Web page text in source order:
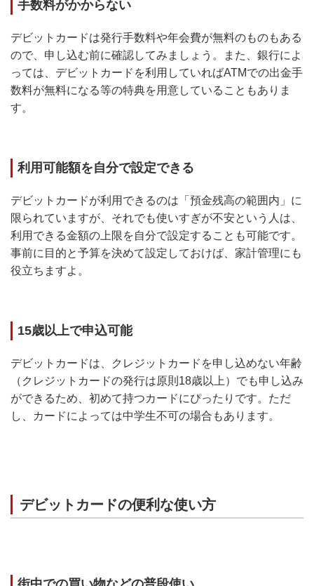
手数料がかからない
デビットカードは発行手数料や年会費が無料のものもある
ので、申し込む前に確認してみましょう。また、銀行によ
っては、デビットカードを利用していればATMでの出金手
数料が無料になる等の特典を用意していることもありま
す。
利用可能額を自分で設定できる
デビットカードが利用できるのは「預金残高の範囲内」に
限られていますが、それでも使いすぎが不安という人は、
利用できる金額の上限を自分で設定することも可能です。
事前に目的と予算を決めて設定しておけば、家計管理にも
役立ちますよ。
15歳以上で申込可能
デビットカードは、クレジットカードを申し込めない年齢
（クレジットカードの発行は原則18歳以上）でも申し込み
ができるため、初めて持つカードにぴったりです。ただ
し、カードによっては中学生不可の場合もあります。
デビットカードの便利な使い方